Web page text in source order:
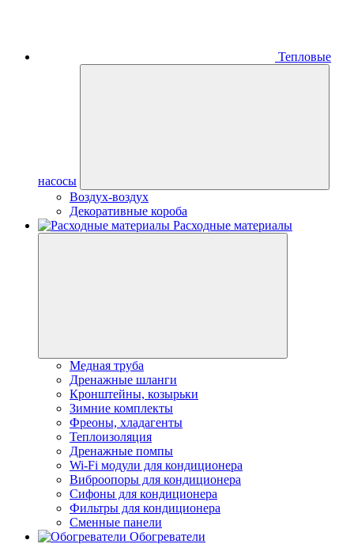
Тепловые
насосы
Воздух-воздух
Декоративные короба
Расходные материалы
Медная труба
Дренажные шланги
Кронштейны, козырьки
Зимние комплекты
Фреоны, хладагенты
Теплоизоляция
Дренажные помпы
Wi-Fi модули для кондиционера
Виброопоры для кондиционера
Сифоны для кондиционера
Фильтры для кондиционера
Сменные панели
Обогреватели